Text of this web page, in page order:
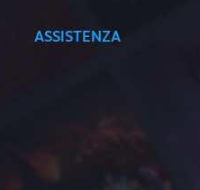
ASSISTENZA